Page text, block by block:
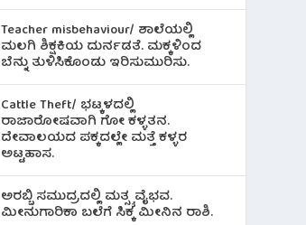
Teacher misbehaviour/ ಶಾಲೆಯಲ್ಲಿ
ಮಲಗಿ ಶಿಕ್ಷಕಿಯ ದುರ್ನಡತೆ. ಮಕ್ಕಳಿಂದ
ಬೆನ್ನು ತುಳಿಸಿಕೊಂಡು ಇರಿಸುಮುರಿಸು.
Cattle Theft/ ಭಟ್ಕಳದಲ್ಲಿ
ರಾಜಾರೋಷವಾಗಿ ಗೋ ಕಳ್ಳತನ.
ದೇವಾಲಯದ ಪಕ್ಕದಲ್ಲೇ ಮತ್ತೆ ಕಳ್ಳರ
ಅಟ್ಟಹಾಸ.
ಅರಬ್ಬಿ ಸಮುದ್ರದಲ್ಲಿ ಮತ್ಸ್ಯ ವೈಭವ.
ಮೀನುಗಾರಿಕಾ ಬಲೆಗೆ ಸಿಕ್ಕ ಮೀನಿನ‌ ರಾಶಿ.